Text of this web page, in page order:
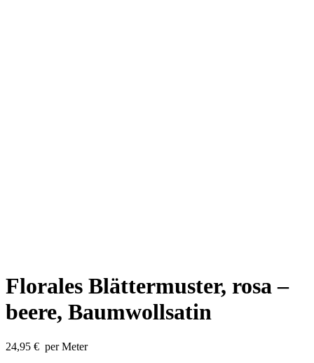
Florales Blättermuster, rosa –
beere, Baumwollsatin
24,95 € per Meter